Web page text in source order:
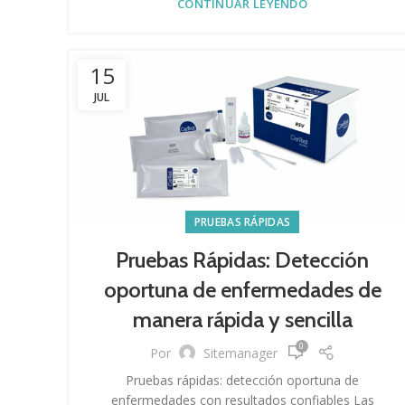
CONTINUAR LEYENDO
15
JUL
PRUEBAS RÁPIDAS
Pruebas Rápidas: Detección
oportuna de enfermedades de
manera rápida y sencilla
Por Sitemanager 0
Pruebas rápidas: detección oportuna de
enfermedades con resultados confiables Las